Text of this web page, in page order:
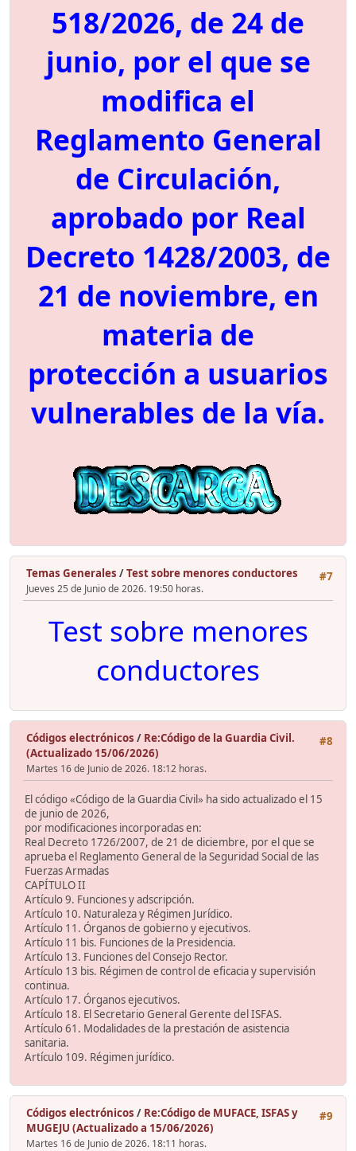
518/2026, de 24 de
junio, por el que se
modifica el
Reglamento General
de Circulación,
aprobado por Real
Decreto 1428/2003, de
21 de noviembre, en
materia de
protección a usuarios
vulnerables de la vía.
#7
Temas Generales /Test sobre menores conductores
Jueves 25 de Junio de 2026. 19:50 horas.
Test sobre menores
conductores
#8
Códigos electrónicos / Re:Código de la Guardia Civil.
(Actualizado 15/06/2026)
Martes 16 de Junio de 2026. 18:12 horas.
El código «Código de la Guardia Civil» ha sido actualizado el 15
de junio de 2026,
por modificaciones incorporadas en:
Real Decreto 1726/2007, de 21 de diciembre, por el que se
aprueba el Reglamento General de la Seguridad Social de las
Fuerzas Armadas
CAPÍTULO II
Artículo 9. Funciones y adscripción.
Artículo 10. Naturaleza y Régimen Jurídico.
Artículo 11. Órganos de gobierno y ejecutivos.
Artículo 11 bis. Funciones de la Presidencia.
Artículo 13. Funciones del Consejo Rector.
Artículo 13 bis. Régimen de control de eficacia y supervisión
continua.
Artículo 17. Órganos ejecutivos.
Artículo 18. El Secretario General Gerente del ISFAS.
Artículo 61. Modalidades de la prestación de asistencia
sanitaria.
Artículo 109. Régimen jurídico.
#9
Códigos electrónicos / Re:Código de MUFACE, ISFAS y
MUGEJU (Actualizado a 15/06/2026)
Martes 16 de Junio de 2026. 18:11 horas.